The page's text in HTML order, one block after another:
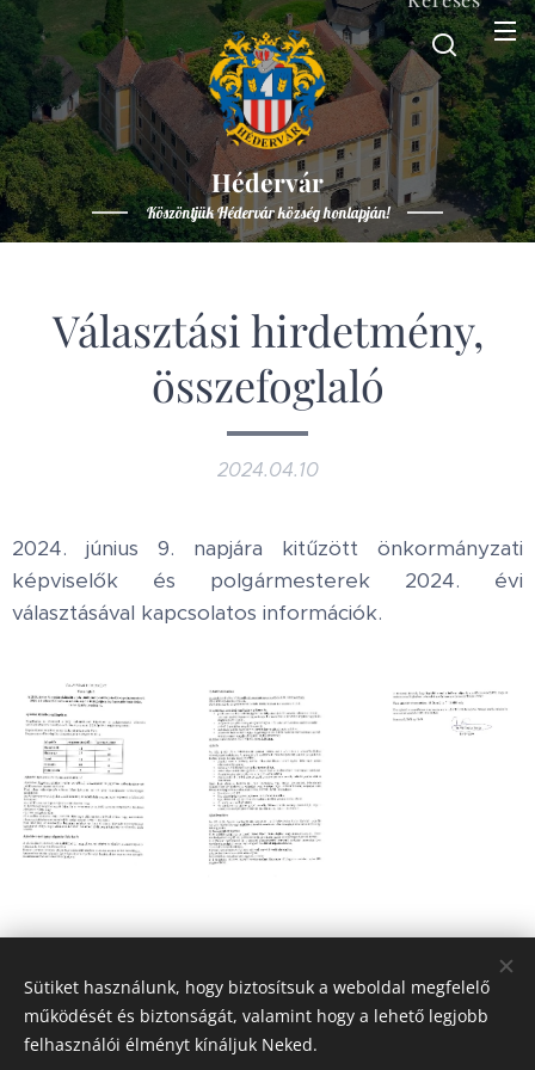
Hédervár
Köszöntjük Hédervár község honlapján!
Választási hirdetmény,
összefoglaló
2024.04.10
2024. június 9. napjára kitűzött önkormányzati
képviselők és polgármesterek 2024. évi
választásával kapcsolatos információk.
Sütiket használunk, hogy biztosítsuk a weboldal megfelelő
működését és biztonságát, valamint hogy a lehető legjobb
felhasználói élményt kínáljuk Neked.